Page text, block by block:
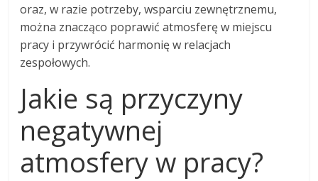
oraz, w razie potrzeby, wsparciu zewnętrznemu,
można znacząco poprawić atmosferę w miejscu
pracy i przywrócić harmonię w relacjach
zespołowych.
Jakie są przyczyny
negatywnej
atmosfery w pracy?